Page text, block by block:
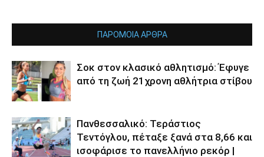
ΠΑΡΟΜΟΙΑ ΑΡΘΡΑ
Σοκ στον κλασικό αθλητισμό: Έφυγε
από τη ζωή 21χρονη αθλήτρια στίβου
Πανθεσσαλικό: Τεράστιος
Τεντόγλου, πέταξε ξανά στα 8,66 και
ισοφάρισε το πανελλήνιο ρεκόρ |